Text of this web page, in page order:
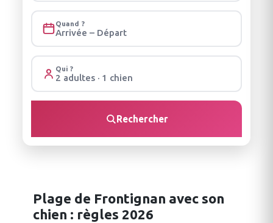
Quand ?
Arrivée – Départ
Qui ?
2 adultes · 1 chien
Rechercher
Plage de Frontignan avec son
chien : règles 2026